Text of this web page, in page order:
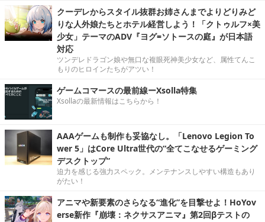
クーデレからスタイル抜群お姉さんまでよりどりみど
りな人外娘たちとホテル経営しよう！「クトゥルフ×美
少女」テーマのADV『ヨグ=ソトースの庭』が日本語
対応
ツンデレドラゴン娘や無口な複眼死神美少女など、属性てんこ
もりのヒロインたちがアツい！
ゲームコマースの最前線ーXsolla特集
Xsollaの最新情報はこちらから！
AAAゲームも制作も妥協なし。「Lenovo Legion To
wer 5」はCore Ultra世代の“全てこなせるゲーミング
デスクトップ”
迫力を感じる強力スペック。メンテナンスしやすい構造もあり
がたい！
アニマや新要素のさらなる“進化”を目撃せよ！HoYov
erse新作『崩壊：ネクサスアニマ』第2回βテストの